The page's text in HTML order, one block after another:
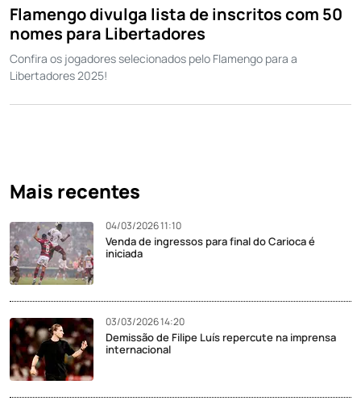
Flamengo divulga lista de inscritos com 50
nomes para Libertadores
Confira os jogadores selecionados pelo Flamengo para a
Libertadores 2025!
Mais recentes
04/03/2026 11:10
Venda de ingressos para final do Carioca é
iniciada
03/03/2026 14:20
Demissão de Filipe Luís repercute na imprensa
internacional